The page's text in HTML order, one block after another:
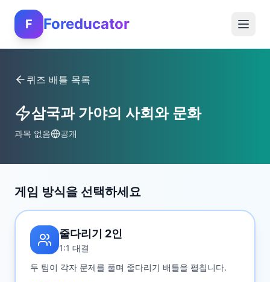
F Foreducator
퀴즈 배틀 목록
삼국과 가야의 사회와 문화
과목 없음 공개
게임 방식을 선택하세요
줄다리기 2인
1:1 대결
두 팀이 각자 문제를 풀며 줄다리기 배틀을 펼칩니다.